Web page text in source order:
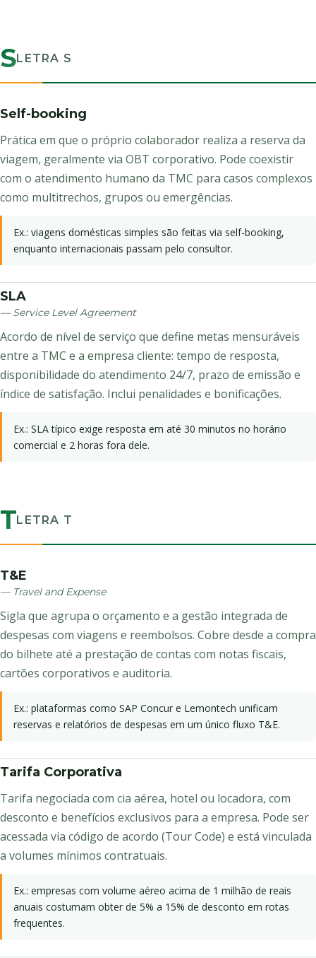
SLETRA S
Self-booking
Prática em que o próprio colaborador realiza a reserva da
viagem, geralmente via OBT corporativo. Pode coexistir
com o atendimento humano da TMC para casos complexos
como multitrechos, grupos ou emergências.
Ex.: viagens domésticas simples são feitas via self-booking,
enquanto internacionais passam pelo consultor.
SLA
— Service Level Agreement
Acordo de nível de serviço que define metas mensuráveis
entre a TMC e a empresa cliente: tempo de resposta,
disponibilidade do atendimento 24/7, prazo de emissão e
índice de satisfação. Inclui penalidades e bonificações.
Ex.: SLA típico exige resposta em até 30 minutos no horário
comercial e 2 horas fora dele.
TLETRA T
T&E
— Travel and Expense
Sigla que agrupa o orçamento e a gestão integrada de
despesas com viagens e reembolsos. Cobre desde a compra
do bilhete até a prestação de contas com notas fiscais,
cartões corporativos e auditoria.
Ex.: plataformas como SAP Concur e Lemontech unificam
reservas e relatórios de despesas em um único fluxo T&E.
Tarifa Corporativa
Tarifa negociada com cia aérea, hotel ou locadora, com
desconto e benefícios exclusivos para a empresa. Pode ser
acessada via código de acordo (Tour Code) e está vinculada
a volumes mínimos contratuais.
Ex.: empresas com volume aéreo acima de 1 milhão de reais
anuais costumam obter de 5% a 15% de desconto em rotas
frequentes.